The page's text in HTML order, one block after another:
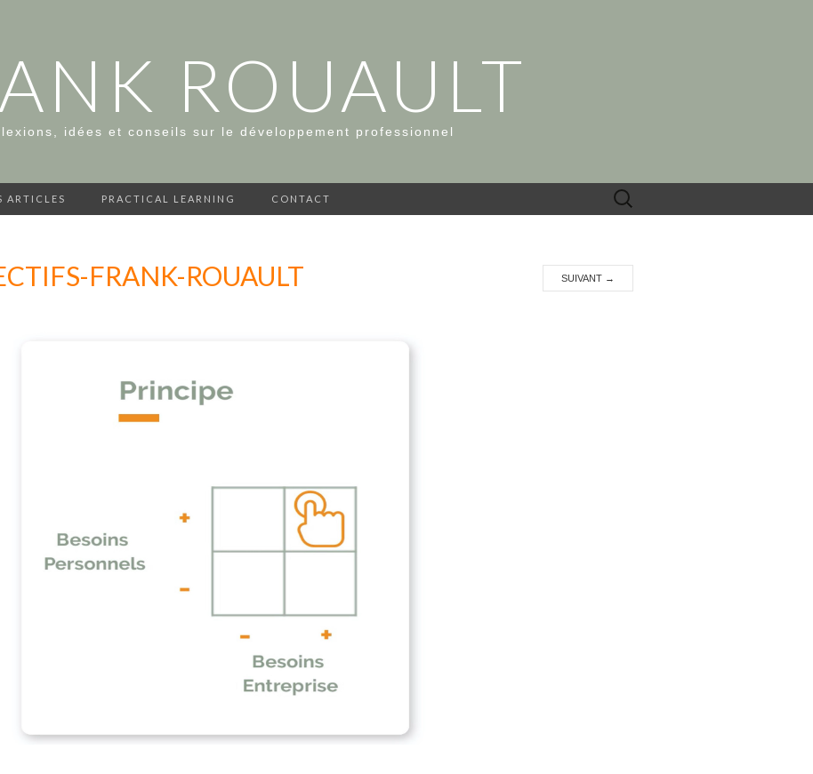
ROUAULT
idées et conseils sur le développement professionnel
ARTICLES PRACTICAL LEARNING CONTACT Rechercher :
FRANK-ROUAULT SUIVANT →